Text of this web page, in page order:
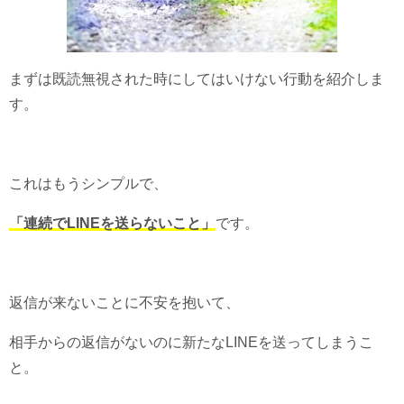
まずは既読無視された時にしてはいけない行動を紹介しま
す。
これはもうシンプルで、
「連続でLINEを送らないこと」 です。
返信が来ないことに不安を抱いて、
相手からの返信がないのに新たなLINEを送ってしまうこ
と。